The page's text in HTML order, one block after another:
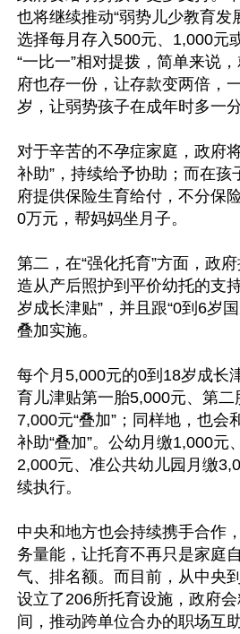
也将继续推动“弱势儿少教育发
选择每月存入500元、1,000元
“一比一”相对提拨，简单来说
府也存一份，让存款变两倍，
岁，让弱势孩子在成年时多一分
对于辛苦的不孕症家庭，政府
补助”，持续给予协助；而在孩
府提供保险生育给付，不分保
0万元，帮妈妈坐月子。
第二，在“强化托育”方面，政
造从产后照护到平价幼托的支
岁成长津贴”，并且跟“0到6岁
叠加实施。
每个月5,000元的0到18岁成长
育儿津贴第一胎5,000元、第
7,000元“叠加”；同样地，也会
补助“叠加”。公幼月缴1,000元
2,000元、准公共幼儿园月缴
续执行。
中央和地方也会持续携手合作
务量能，让托育不再只是家庭
气、排名额。而目前，从中央
设立了206所托育设施，政府
间，推动跨单位合办的职场互